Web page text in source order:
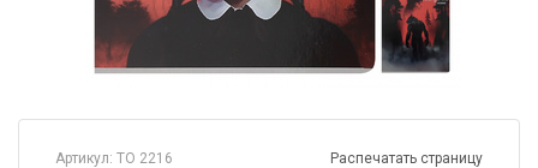
Распечатать страницу
Артикул: ТО 2216